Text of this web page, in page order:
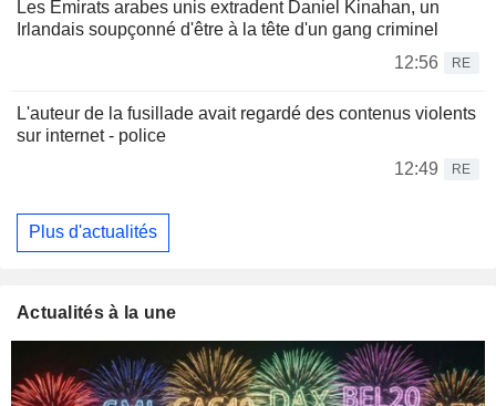
Les Émirats arabes unis extradent Daniel Kinahan, un
Irlandais soupçonné d'être à la tête d'un gang criminel
12:56
RE
L'auteur de la fusillade avait regardé des contenus violents
sur internet - police
12:49
RE
Plus d'actualités
Actualités à la une